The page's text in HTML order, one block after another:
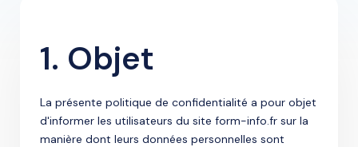
1. Objet
La présente politique de confidentialité a pour objet
d'informer les utilisateurs du site form-info.fr sur la
manière dont leurs données personnelles sont